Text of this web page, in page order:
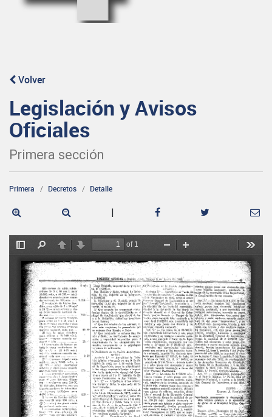
Volver
Legislación y Avisos
Oficiales
Primera sección
Primera Decretos Detalle
|